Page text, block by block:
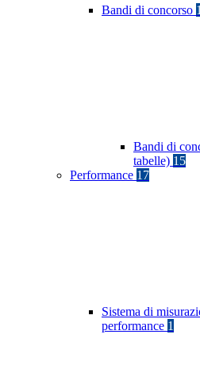
Bandi di concorso
Bandi di
tabelle) 15
Performance 17
Sistema di
performance 1